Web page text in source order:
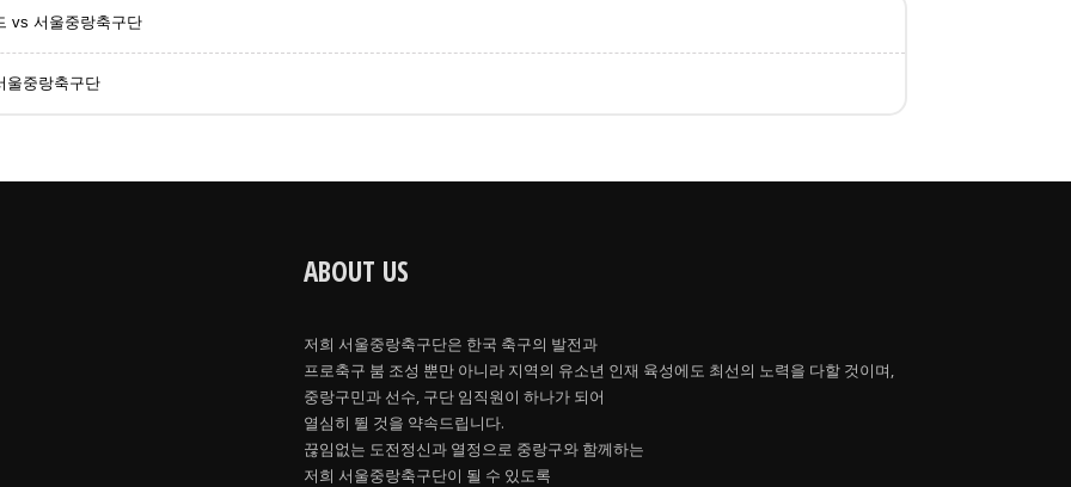
vs 서울중랑축구단
울중랑축구단
ABOUT US
저희 서울중랑축구단은 한국 축구의 발전과
프로축구 붐 조성 뿐만 아니라 지역의 유소년 인재 육성에도 최선의 노력을 다할 것이며,
중랑구민과 선수, 구단 임직원이 하나가 되어
열심히 뛸 것을 약속드립니다.
끊임없는 도전정신과 열정으로 중랑구와 함께하는
저희 서울중랑축구단이 될 수 있도록